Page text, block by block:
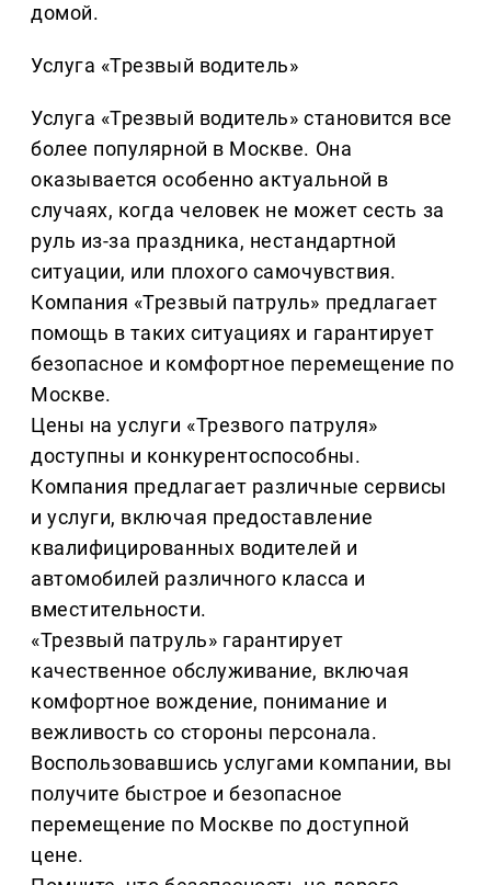
домой.
Услуга «Трезвый водитель»
Услуга «Трезвый водитель» становится все
более популярной в Москве. Она
оказывается особенно актуальной в
случаях, когда человек не может сесть за
руль из-за праздника, нестандартной
ситуации, или плохого самочувствия.
Компания «Трезвый патруль» предлагает
помощь в таких ситуациях и гарантирует
безопасное и комфортное перемещение по
Москве.
Цены на услуги «Трезвого патруля»
доступны и конкурентоспособны.
Компания предлагает различные сервисы
и услуги, включая предоставление
квалифицированных водителей и
автомобилей различного класса и
вместительности.
«Трезвый патруль» гарантирует
качественное обслуживание, включая
комфортное вождение, понимание и
вежливость со стороны персонала.
Воспользовавшись услугами компании, вы
получите быстрое и безопасное
перемещение по Москве по доступной
цене.